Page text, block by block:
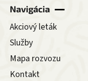
Navigácia
Akciový leták
Služby
Mapa rozvozu
Kontakt